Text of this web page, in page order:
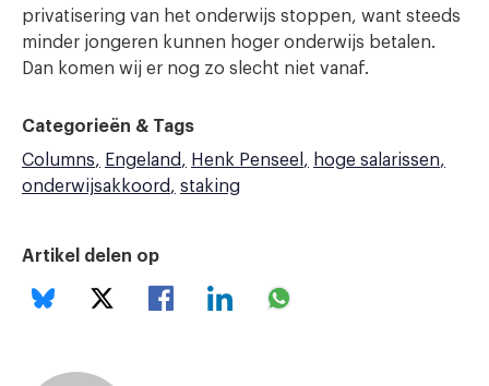
privatisering van het onderwijs stoppen, want steeds
minder jongeren kunnen hoger onderwijs betalen.
Dan komen wij er nog zo slecht niet vanaf.
Categorieën & Tags
Columns
Engeland Henk Penseel
hoge salarissen
onderwijsakkoord
staking
Artikel delen op